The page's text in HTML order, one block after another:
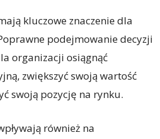
kluczowe znaczenie dla
podejmowanie decyzji
organizacji osiągnąć
zwiększyć swoją wartość
swoją pozycję na rynku.
również na